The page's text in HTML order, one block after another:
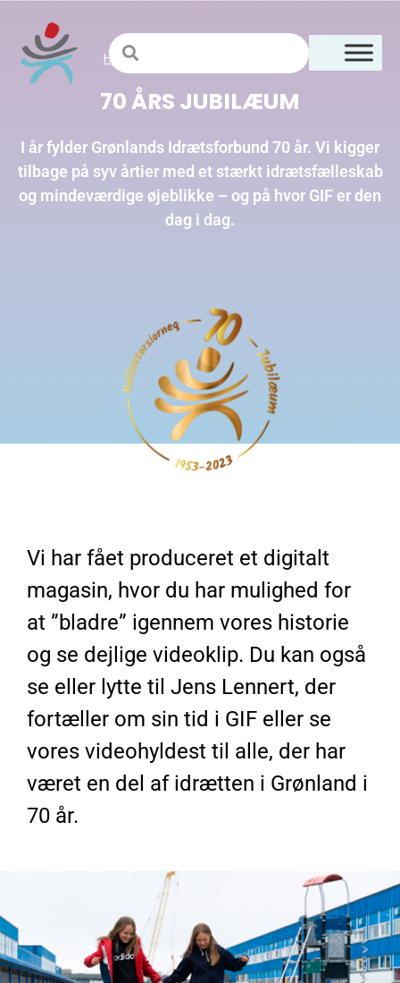
Hjem»
70 ÅRS JUBILÆUM
I år fylder Grønlands Idrætsforbund 70 år. Vi kigger
tilbage på syv årtier med et stærkt idrætsfælleskab
og mindeværdige øjeblikke – og på hvor GIF er den
dag i dag.
Vi har fået produceret et digitalt
magasin, hvor du har mulighed for
at ”bladre” igennem vores historie
og se dejlige videoklip. Du kan også
se eller lytte til Jens Lennert, der
fortæller om sin tid i GIF eller se
vores videohyldest til alle, der har
været en del af idrætten i Grønland i
70 år.